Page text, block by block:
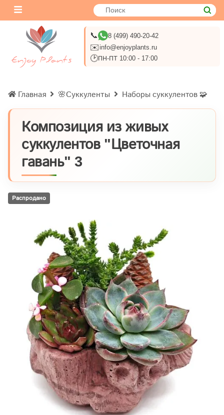
📞 8 (499) 490-20-42
✉️info@enjoyplants.ru
🕑ПН-ПТ 10:00 - 17:00
Главная 🌸Суккуленты Наборы суккулентов 🧩
Композиция из живых
суккулентов "Цветочная
гавань" 3
Распродано